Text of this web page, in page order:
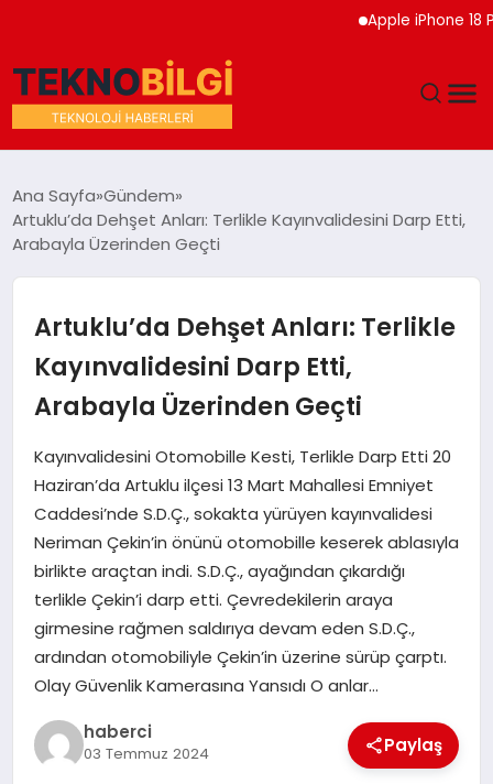
Apple iPhone 18 Pro
DÜNYA
MAGAZIN
SAĞLIK
SIYASET
SPOR
TEKNOLOJI
YAŞAM
Ana Sayfa Gündem
Artuklu’da Dehşet Anları: Terlikle Kayınvalidesini Darp Etti,
Arabayla Üzerinden Geçti
Artuklu’da Dehşet Anları: Terlikle
Kayınvalidesini Darp Etti,
Arabayla Üzerinden Geçti
Kayınvalidesini Otomobille Kesti, Terlikle Darp Etti 20
Haziran’da Artuklu ilçesi 13 Mart Mahallesi Emniyet
Caddesi’nde S.D.Ç., sokakta yürüyen kayınvalidesi
Neriman Çekin’in önünü otomobille keserek ablasıyla
birlikte araçtan indi. S.D.Ç., ayağından çıkardığı
terlikle Çekin’i darp etti. Çevredekilerin araya
girmesine rağmen saldırıya devam eden S.D.Ç.,
ardından otomobiliyle Çekin’in üzerine sürüp çarptı.
Olay Güvenlik Kamerasına Yansıdı O anlar…
haberci
03 Temmuz 2024 Paylaş